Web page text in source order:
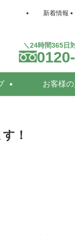
新着情報
＼24時間365日
お客様
！